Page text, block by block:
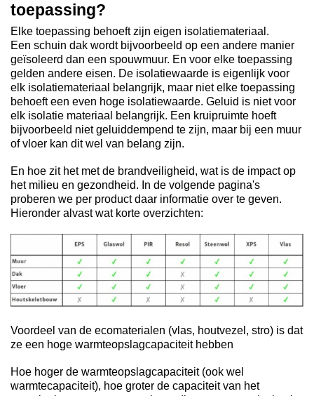
toepassing?
Elke toepassing behoeft zijn eigen isolatiemateriaal.
Een schuin dak wordt bijvoorbeeld op een andere manier
geïsoleerd dan een spouwmuur. En voor elke toepassing
gelden andere eisen. De isolatiewaarde is eigenlijk voor
elk isolatiemateriaal belangrijk, maar niet elke toepassing
behoeft een even hoge isolatiewaarde. Geluid is niet voor
elk isolatie materiaal belangrijk. Een kruipruimte hoeft
bijvoorbeeld niet geluiddempend te zijn, maar bij een muur
of vloer kan dit wel van belang zijn.
En hoe zit het met de brandveiligheid, wat is de impact op
het milieu en gezondheid. In de volgende pagina's
proberen we per product daar informatie over te geven.
Hieronder alvast wat korte overzichten:
Voordeel van de ecomaterialen (vlas, houtvezel, stro) is dat
ze een hoge warmteopslagcapaciteit hebben
Hoe hoger de warmteopslagcapaciteit (ook wel
warmtecapaciteit), hoe groter de capaciteit van het